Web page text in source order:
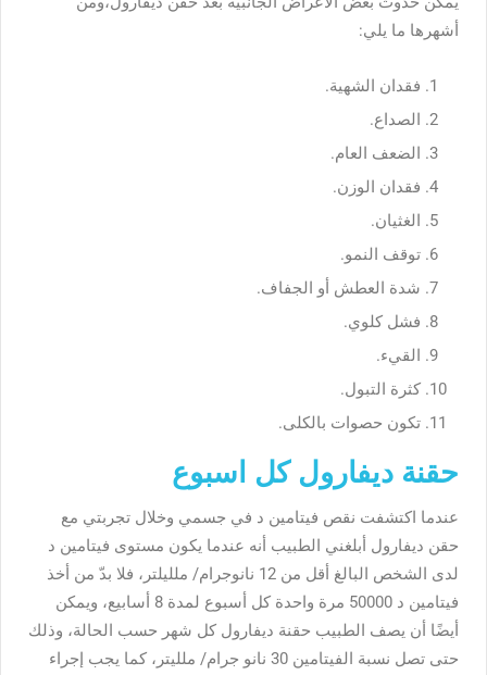
أشهرها ما يلي:
فقدان الشهية.
الصداع.
الضعف العام.
فقدان الوزن.
الغثيان.
توقف النمو.
شدة العطش أو الجفاف.
فشل كلوي.
القيء.
كثرة التبول.
تكون حصوات بالكلى.
حقنة ديفارول كل اسبوع
عندما اكتشفت نقص فيتامين د في جسمي وخلال تجربتي مع
حقن ديفارول أبلغني الطبيب أنه عندما يكون مستوى فيتامين د
لدى الشخص البالغ أقل من 12 نانوجرام/ ملليلتر، فلا بدّ من أخذ
فيتامين د 50000 مرة واحدة كل أسبوع لمدة 8 أسابيع، ويمكن
أيضًا أن يصف الطبيب حقنة ديفارول كل شهر حسب الحالة، وذلك
حتى تصل نسبة الفيتامين 30 نانو جرام/ ملليتر، كما يجب إجراء